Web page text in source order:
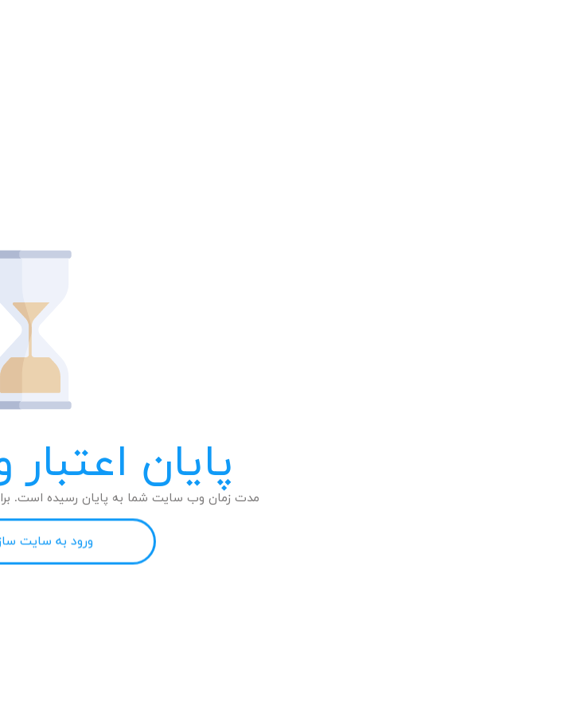
پایان
مدت زمان وب سایت شما به پایان رسیده است.
ورود به سایت